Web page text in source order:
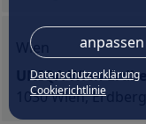
anpassen
Datenschutzerklärung
Cookierichtlinie
Wien
UNIQA Wien
1030 Wien,